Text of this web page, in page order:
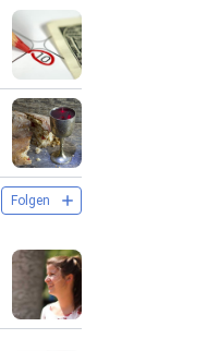
Folgen